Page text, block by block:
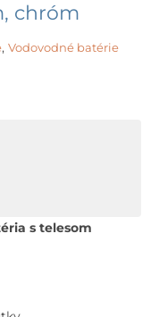
chróm
, Vodovodné batérie
s telesom